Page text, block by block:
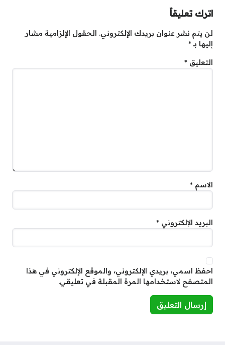
اترك تعليقاً
لن يتم نشر عنوان بريدك الإلكتروني. الحقول الإلزامية مشار
إليها بـ*
التعليق *
الاسم *
البريد الإلكتروني *
احفظ اسمي، بريدي الإلكتروني، والموقع الإلكتروني في هذا
المتصفح لاستخدامها المرة المقبلة في تعليقي.